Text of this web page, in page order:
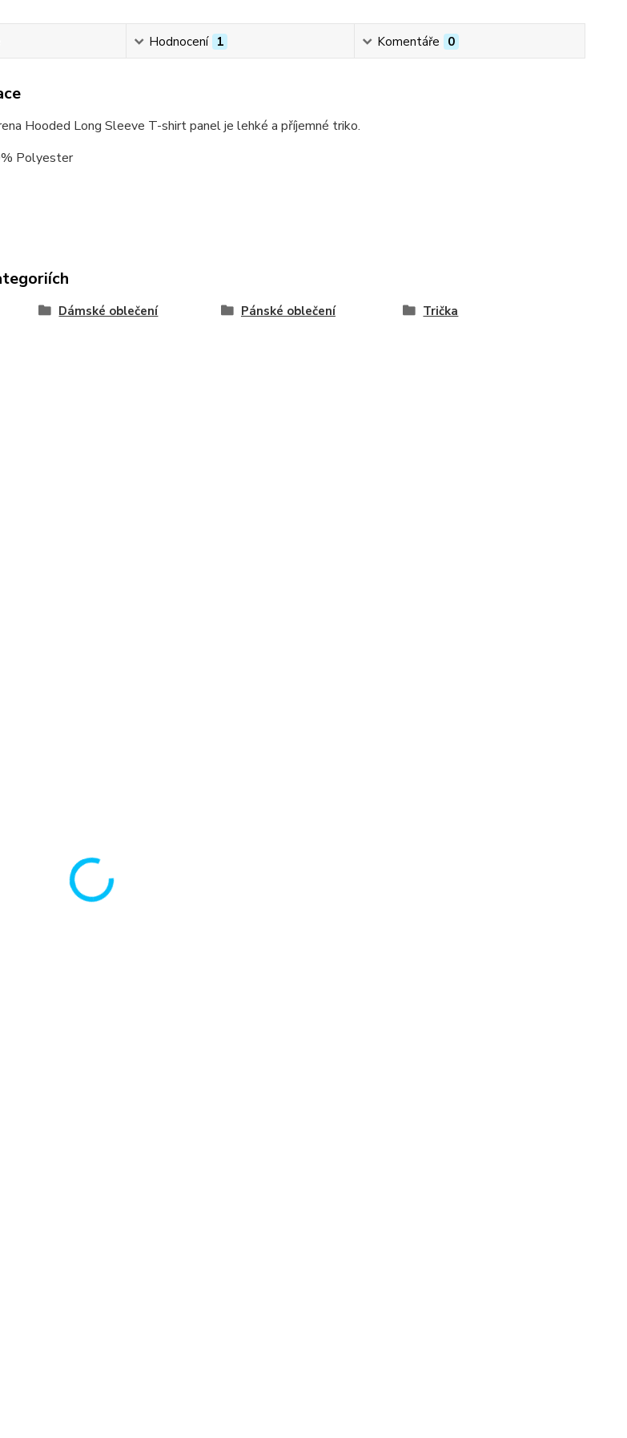
Hodnocení 1 Komentáře 0
Hooded Long Sleeve T-shirt panel je lehké a příjemné triko.
Polyester
Dámské oblečení Pánské oblečení
Trička